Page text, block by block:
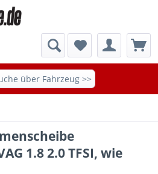
über Fahrzeug >>
1.8 2.0 TFSI, wie